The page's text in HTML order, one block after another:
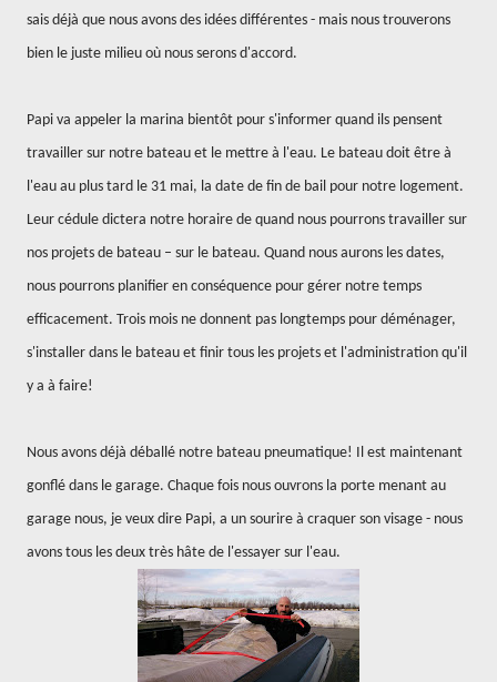
sais déjà que nous avons des idées différentes - mais nous trouverons
bien le juste milieu où nous serons d'accord.
Papi va appeler la marina bientôt pour s'informer quand ils pensent
travailler sur notre bateau et le mettre à l'eau. Le bateau doit être à
l'eau au plus tard le 31 mai, la date de fin de bail pour notre logement.
Leur cédule dictera notre horaire de quand nous pourrons travailler sur
nos projets de bateau – sur le bateau. Quand nous aurons les dates,
nous pourrons planifier en conséquence pour gérer notre temps
efficacement. Trois mois ne donnent pas longtemps pour déménager,
s'installer dans le bateau et finir tous les projets et l'administration qu'il
y a à faire!
Nous avons déjà déballé notre bateau pneumatique! Il est maintenant
gonflé dans le garage. Chaque fois nous ouvrons la porte menant au
garage nous, je veux dire Papi, a un sourire à craquer son visage - nous
avons tous les deux très hâte de l'essayer sur l'eau.